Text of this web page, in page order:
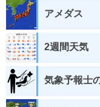
アメダス
2週間天気
気象予報士